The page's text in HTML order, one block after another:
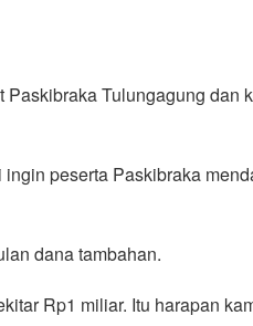
Tulungagung dan
peserta Paskibraka
dana tambahan.
Rp1 miliar. Itu harapan